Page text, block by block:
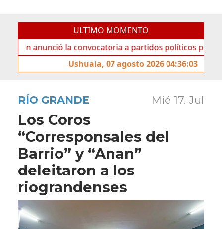
ULTIMO MOMENTO
la convocatoria a partidos políticos por «ficha
Ushuaia, 07 agosto 2026 04:36:03
RÍO GRANDE Mié 17. Jul
Los Coros
“Corresponsales del
Barrio” y “Anan”
deleitaron a los
riograndenses